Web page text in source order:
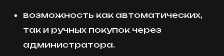
возможность как автоматических,
так и ручных покупок через
администратора.